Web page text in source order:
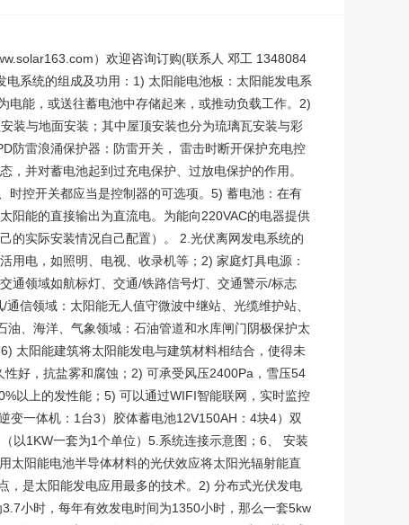
）欢迎咨询订购(联系人 邓工 1348084
系统的组成及功用：1) 太阳能电池板：太阳能发电系
电能，或送往蓄电池中存储起来，或推动负载工作。2)
装与地面安装；其中屋顶安装也分为琉璃瓦安装与彩
防雷浪涌保护器：防雷开关， 雷击时断开保护充电控
并对蓄电池起到过充电保护、过放电保护的作用。
时控开关都应当是控制器的可选项。5) 蓄电池：在有
阳能的直接输出为直流电。为能向220VAC的电器提供
的实际安装情况自己配置）。 2.光伏离网发电系统的
用电，如照明、电视、收录机等；2) 家庭灯具电源：
通领域如航标灯、交通/铁路信号灯、交通警示/标志
信领域：太阳能无人值守微波中继站、光缆维护站、
、海洋、气象领域：石油管道和水库闸门阴极保护太
太阳能建筑将太阳能发电与建筑材料相结合，使得未
好，抗盐雾和腐蚀；2) 可承受风压2400Pa，雪压54
以上的发性能；5) 可以通过WIFI智能联网，实时监控
变一体机：1台3）胶体蓄电池12V150AH：4块4）双
以1KW一套为1个单位）5.系统连接示意图；6、 安装
太阳能电池半导体材料的光伏效应将太阳光辐射能直
，是太阳能发电应用最多的技术。2) 分布式光伏发电
小时，每年有效发电时间为1350小时，那么一套5kw